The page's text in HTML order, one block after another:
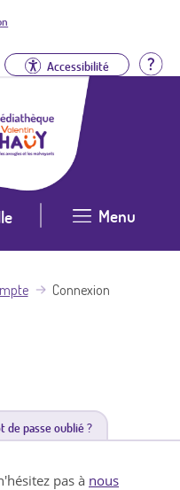
Accessibilité
Menu
Connexion
de passe oublié ?
pas à nous